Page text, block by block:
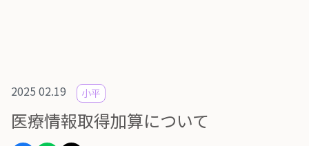
2025 02.19 小平
医療情報取得加算について